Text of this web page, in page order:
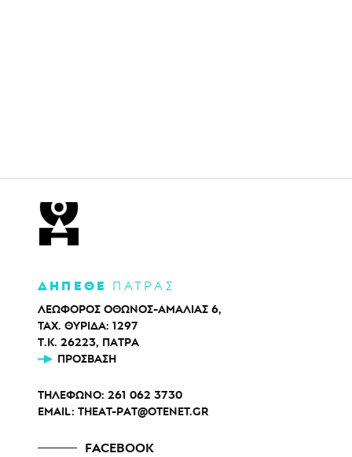
ΔΗΠΕΘΕ ΠΑΤΡΑΣ
ΛΕΩΦΟΡΟΣ ΟΘΩΝΟΣ-ΑΜΑΛΙΑΣ 6,
ΤΑΧ. ΘΥΡΙΔΑ: 1297
Τ.Κ. 26223, ΠΑΤΡΑ
ΠΡΌΣΒΑΣΗ
ΤΗΛΕΦΩΝΟ: 261 062 3730
EMAIL: THEAT-PAT@OTENET.GR
FACEBOOK